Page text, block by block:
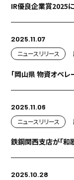
IR優良企業賞2025に
2025.11.07
ニュースリリース
「岡山県 物資オペレ
2025.11.06
ニュースリリース
鉄鋼関西支店が「和
2025.10.28